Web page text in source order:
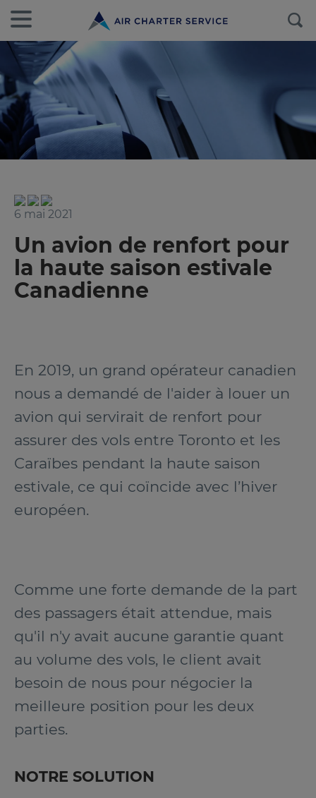
6 mai 2021
Un avion de renfort pour
la haute saison estivale
Canadienne
En 2019, un grand opérateur canadien
nous a demandé de l'aider à louer un
avion qui servirait de renfort pour
assurer des vols entre Toronto et les
Caraïbes pendant la haute saison
estivale, ce qui coïncide avec l’hiver
européen.
Comme une forte demande de la part
des passagers était attendue, mais
qu'il n'y avait aucune garantie quant
au volume des vols, le client avait
besoin de nous pour négocier la
meilleure position pour les deux
parties.
NOTRE SOLUTION